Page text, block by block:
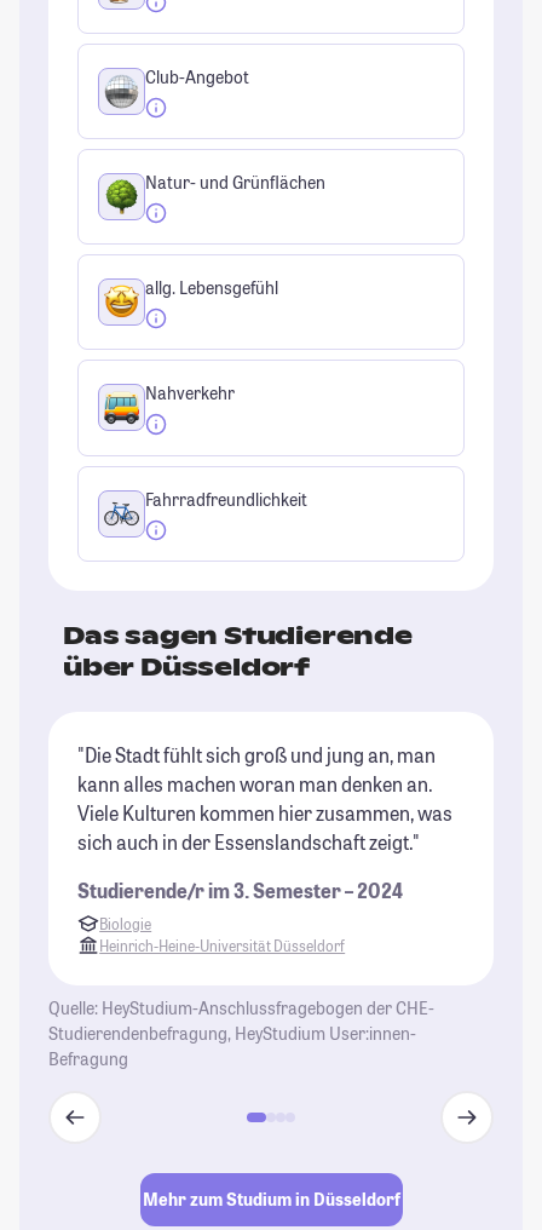
Club-Angebot
Natur- und Grünflächen
allg. Lebensgefühl
Nahverkehr
Fahrradfreundlichkeit
Das sagen Studierende
über Düsseldorf
"Die Stadt fühlt sich groß und jung an, man
kann alles machen woran man denken an.
Viele Kulturen kommen hier zusammen, was
sich auch in der Essenslandschaft zeigt."
Studierende/r im 3. Semester – 2024
Biologie
Heinrich-Heine-Universität Düsseldorf
Quelle: HeyStudium-Anschlussfragebogen der CHE-
Studierendenbefragung, HeyStudium User:innen-
Befragung
Mehr zum Studium in Düsseldorf